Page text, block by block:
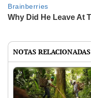
NOTAS RELACIONADAS